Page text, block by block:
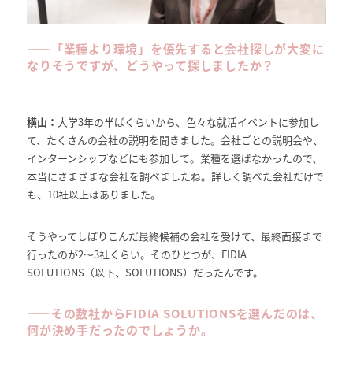
―― 「業種より環境」を優先すると会社探しが大変に
なりそうですが、どうやって探しましたか？
横山： 大学3年の半ばくらいから、色々な就活イベントに参加し
て、たくさんの会社の説明を聞きました。会社ごとの説明会や、
インターンシップなどにも参加して。業種を選ばなかったので、
本当にさまざまな会社を調べましたね。詳しく調べた会社だけで
も、10社以上はありました。
そうやってしぼりこんだ最終候補の会社を受けて、最終面接まで
行ったのが2～3社くらい。そのひとつが、FIDIA
SOLUTIONS（以下、SOLUTIONS）だったんです。
――その数社からFIDIA SOLUTIONSを選んだのは、
何が決め手だったのでしょうか。